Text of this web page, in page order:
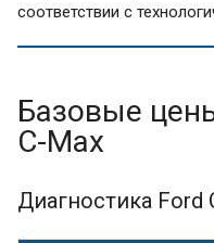
соответствии с
Базовые
C-Max
Диагностика Ford